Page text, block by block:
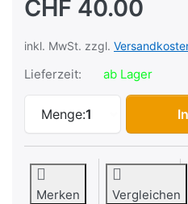
CHF 40.00
inkl. MwSt. zzgl.
Lieferzeit: ab Lager
Menge:1
Visier zu
Merken Vergleichen